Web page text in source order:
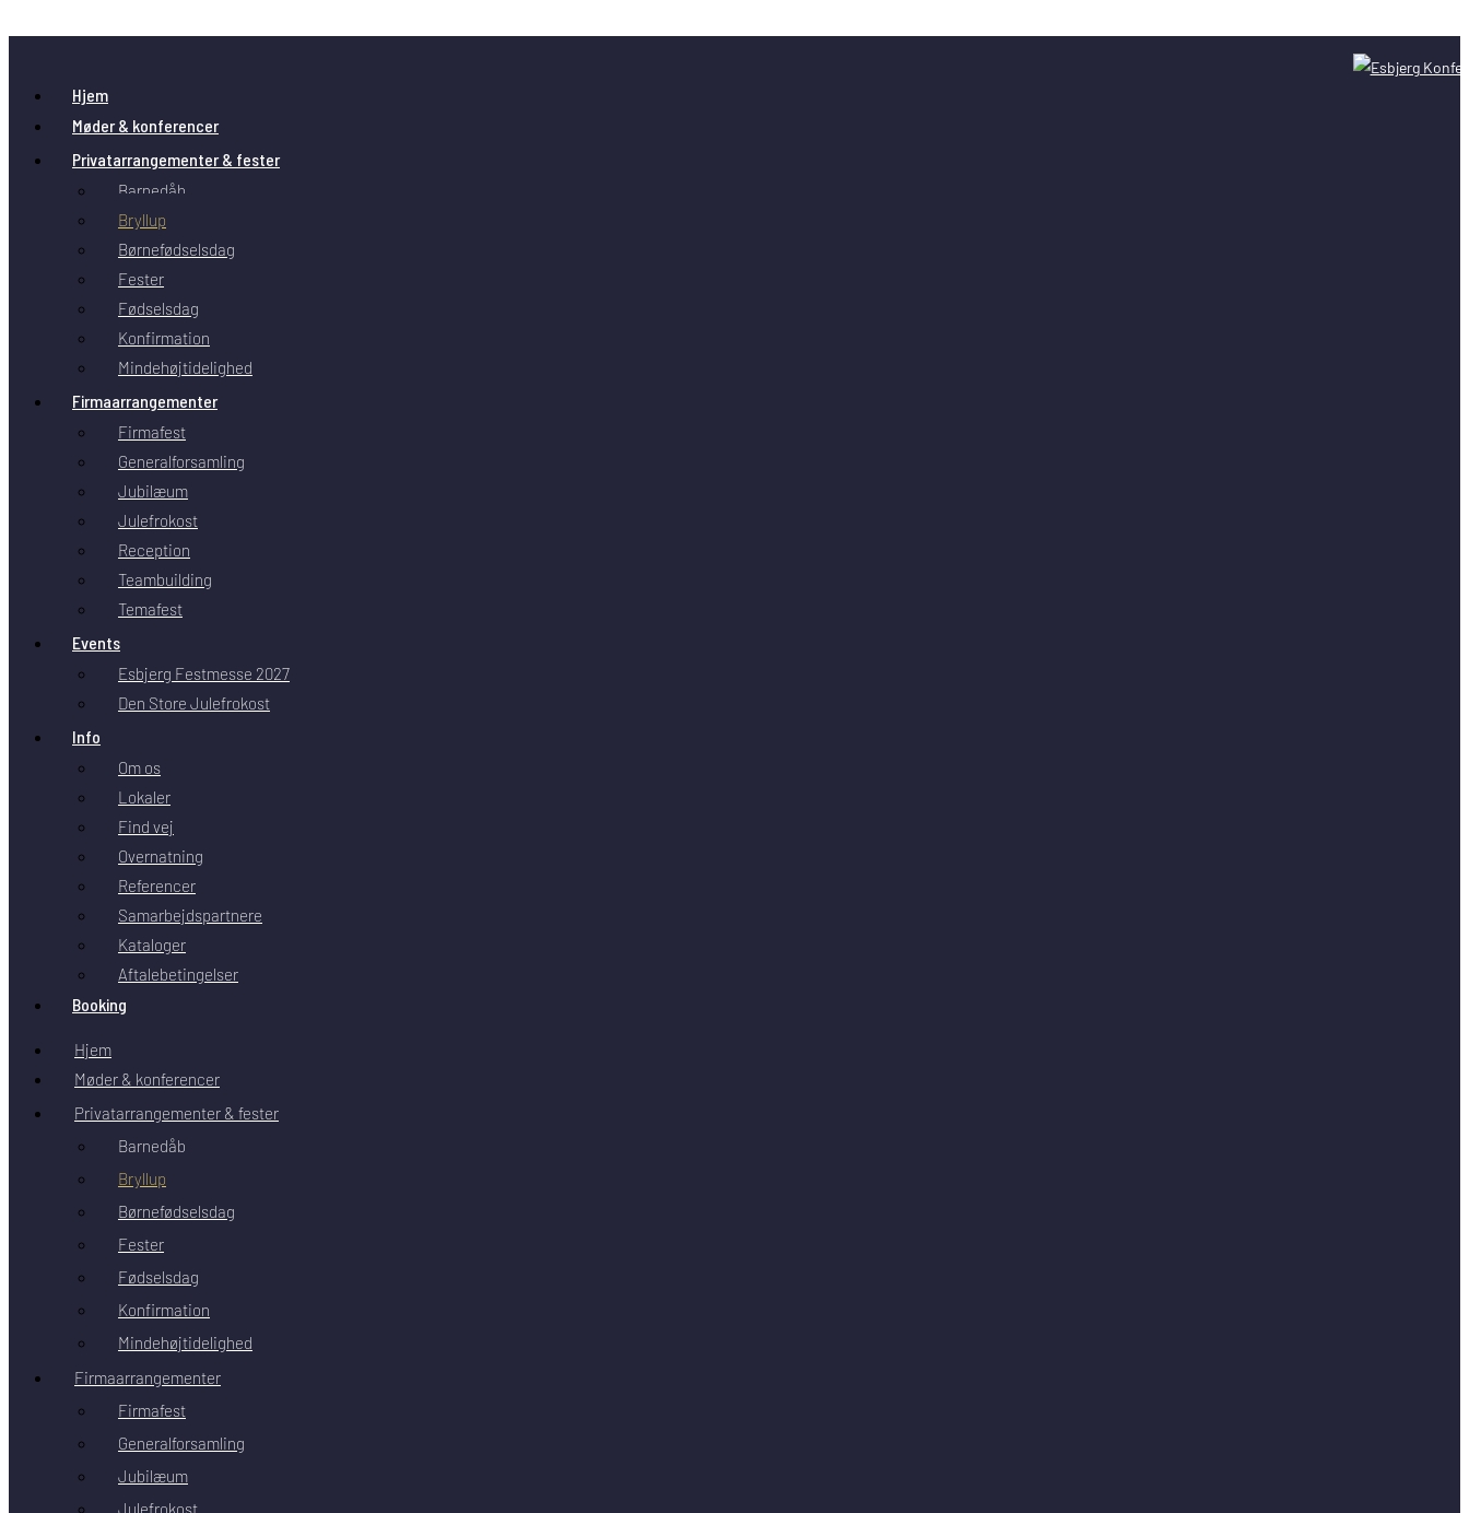
Hjem
Møder & konferencer
Privatarrangementer & fester
Barnedåb
Bryllup
Børnefødselsdag
Fester
Fødselsdag
Konfirmation
Mindehøjtidelighed
Firmaarrangementer
Firmafest
Generalforsamling
Jubilæum
Julefrokost
Reception
Teambuilding
Temafest
Events
Esbjerg Festmesse 2027
Den Store Julefrokost
Info
Om os
Lokaler
Find vej
Overnatning
Referencer
Samarbejdspartnere
Kataloger
Aftalebetingelser
Booking
Hjem
Møder & konferencer
Privatarrangementer & fester
Barnedåb
Bryllup
Børnefødselsdag
Fester
Fødselsdag
Konfirmation
Mindehøjtidelighed
Firmaarrangementer
Firmafest
Generalforsamling
Jubilæum
Julefrokost